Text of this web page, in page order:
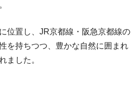
位置し、JR京都線・阪急京都線の
を持ちつつ、豊かな自然に囲まれ
ました。